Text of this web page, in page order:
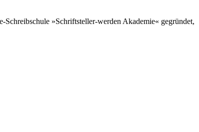
»Schriftsteller-werden Akademie« gegründet,